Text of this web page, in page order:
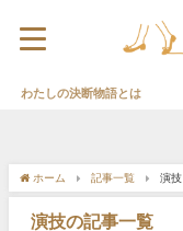
わたしの決断物語とは
ホーム 記事一覧 演技
演技の記事一覧